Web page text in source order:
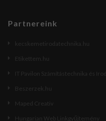
Partnereink
kecskemetirodatechnika.hu
Etikettem.hu
IT Pavilon Számítástechnika és
Beszerzek.hu
Maped Creativ
Hungarian Web Linkgyűjtemény